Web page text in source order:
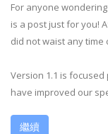
For anyone
is a post just for you!
did not waist any time
Version 1.1 is
have improved our
繼續